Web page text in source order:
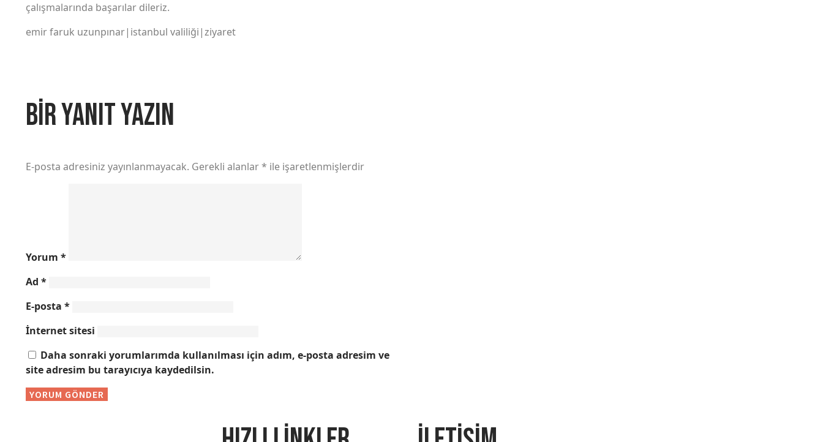
çalışmalarında başarılar dileriz.
emir faruk uzunpınar|istanbul valiliği|ziyaret
Bir yanıt yazın
E-posta adresiniz yayınlanmayacak. Gerekli alanlar* ile işaretlenmişlerdir
Yorum *
Ad *
E-posta *
İnternet sitesi
Daha sonraki yorumlarımda kullanılması için adım, e-posta adresim ve
site adresim bu tarayıcıya kaydedilsin.